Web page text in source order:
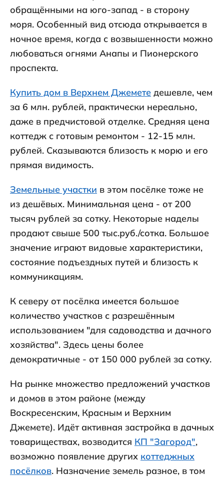
обращёнными на юго-запад - в сторону
моря. Особенный вид отсюда открывается в
ночное время, когда с возвышенности можно
любоваться огнями Анапы и Пионерского
проспекта.
Купить дом в Верхнем Джемете дешевле, чем
за 6 млн. рублей, практически нереально,
даже в предчистовой отделке. Средняя цена
коттедж с готовым ремонтом - 12-15 млн.
рублей. Сказываются близость к морю и его
прямая видимость.
Земельные участки в этом посёлке тоже не
из дешёвых. Минимальная цена - от 200
тысяч рублей за сотку. Некоторые наделы
продают свыше 500 тыс.руб./сотка. Большое
значение играют видовые характеристики,
состояние подъездных путей и близость к
коммуникациям.
К северу от посёлка имеется большое
количество участков с разрешённым
использованием "для садоводства и дачного
хозяйства". Здесь цены более
демократичные - от 150 000 рублей за сотку.
На рынке множество предложений участков
и домов в этом районе (между
Воскресенским, Красным и Верхним
Джемете). Идёт активная застройка в дачных
товариществах, возводится КП "Загород",
возможно появление других коттеджных
посёлков. Назначение земель разное, в том